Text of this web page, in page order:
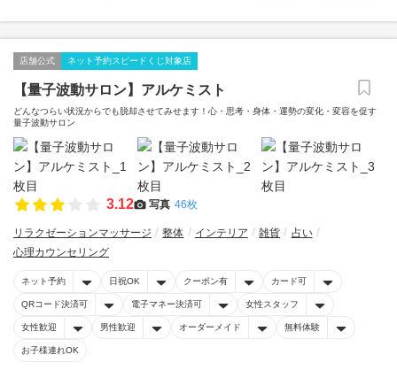
店舗公式 ネット予約スピードくじ対象店
【量子波動サロン】アルケミスト
どんなつらい状況からでも脱却させてみせます！心・思考・身体・運勢の変化・変容を促す
量子波動サロン
3.12 写真 46枚
リラクゼーションマッサージ 整体 インテリア 雑貨
占い
心理カウンセリング
ネット予約 日祝OK クーポン有 カード可
QRコード決済可 電子マネー決済可 女性スタッフ
女性歓迎 男性歓迎 オーダーメイド 無料体験
お子様連れOK